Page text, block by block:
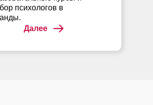
Далее
психологов в